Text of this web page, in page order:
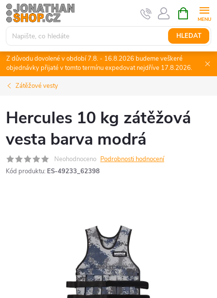
Přejít
na
obsah
HLEDAT
NÁKUPNÍ
KOŠÍK
Z důvodu dovolené v období 7.8. - 16.8.2026 budeme veškeré
objednávky přijaté v tomto termínu expedovat nejdříve 17.8.2026.
Zátěžové vesty
Hercules 10 kg zátěžová
vesta barva modrá
Neohodnoceno Podrobnosti hodnocení
Kód produktu: ES-49233_62398